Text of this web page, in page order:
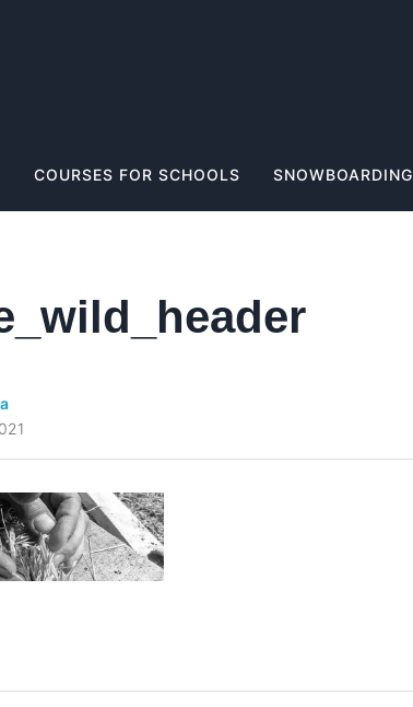
COURSES FOR SCHOOLS SNOWBOARDING